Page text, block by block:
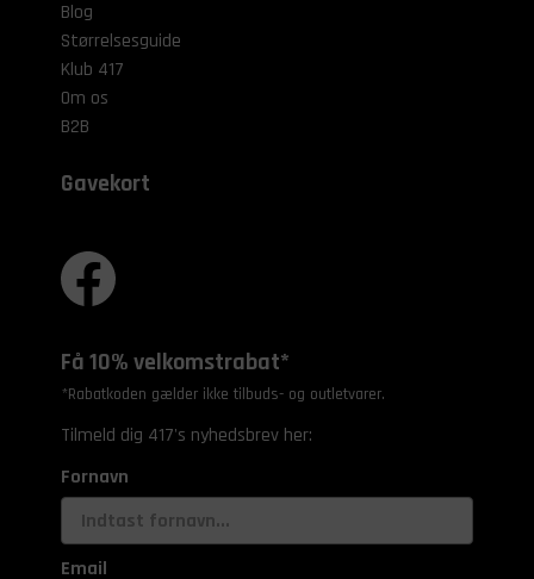
Blog
Størrelsesguide
Klub 417
Om os
B2B
Gavekort
Få 10% velkomstrabat*
*Rabatkoden gælder ikke tilbuds- og outletvarer.
Tilmeld dig 417's nyhedsbrev her:
Fornavn
Email